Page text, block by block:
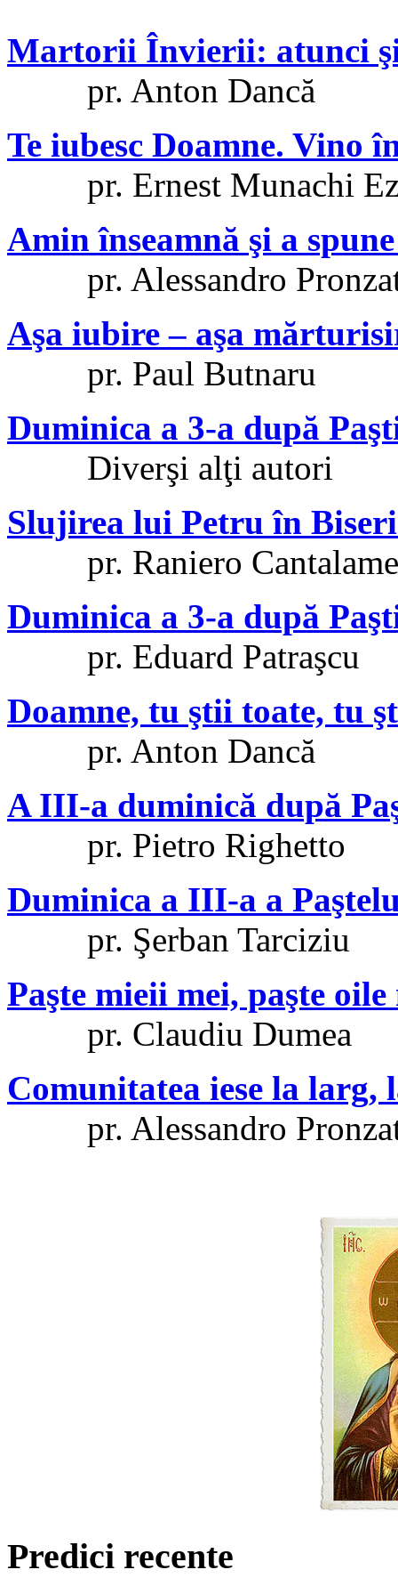
Martorii Învierii: atunci
pr. Anton Dancă
Te iubesc Doamne. Vino
pr. Ernest Munachi
Amin înseamnă şi a
pr. Alessandro
Aşa iubire – aşa
pr. Paul Butnaru
Duminica a 3-a după
Diverşi alţi autori
Slujirea lui Petru în
pr. Raniero
Duminica a 3-a după
pr. Eduard Patraşcu
Doamne, tu ştii toate, tu
pr. Anton Dancă
A III-a duminică după
pr. Pietro Righetto
Duminica a III-a a
pr. Şerban Tarciziu
Paşte mieii mei, paşte oile
pr. Claudiu Dumea
Comunitatea iese la larg,
pr. Alessandro
Predici recente